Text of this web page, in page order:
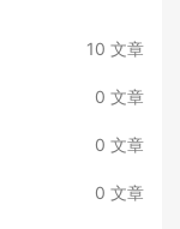
10 文章
0 文章
0 文章
0 文章